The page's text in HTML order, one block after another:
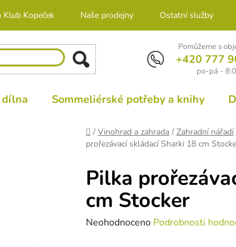
Kopeček Naše prodejny Ostatní služby
Pomůžeme s
+420 777
po-pá -
dílna Sommeliérské potřeby a knihy
Domů
/ Vinohrad a zahrada / Zahradní nářadí
prořezávací skládací Sharki 18 cm
Pilka
cm Stocker
Průměrné
Neohodnoceno Podrobnosti